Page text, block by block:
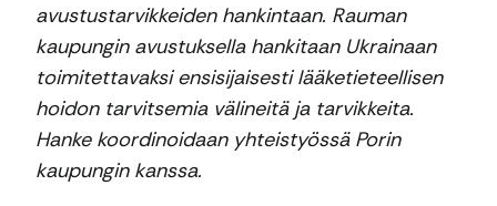
avustustarvikkeiden hankintaan. Rauman
kaupungin avustuksella hankitaan Ukrainaan
toimitettavaksi ensisijaisesti lääketieteellisen
hoidon tarvitsemia välineitä ja tarvikkeita.
Hanke koordinoidaan yhteistyössä Porin
kaupungin kanssa.